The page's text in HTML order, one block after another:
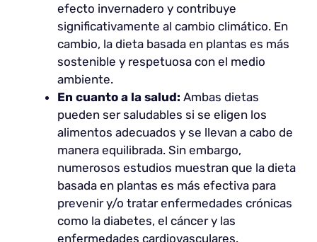
efecto invernadero y contribuye
significativamente al cambio climático. En
cambio, la dieta basada en plantas es más
sostenible y respetuosa con el medio
ambiente.
En cuanto a la salud: Ambas dietas
pueden ser saludables si se eligen los
alimentos adecuados y se llevan a cabo de
manera equilibrada. Sin embargo,
numerosos estudios muestran que la dieta
basada en plantas es más efectiva para
prevenir y/o tratar enfermedades crónicas
como la diabetes, el cáncer y las
enfermedades cardiovasculares.